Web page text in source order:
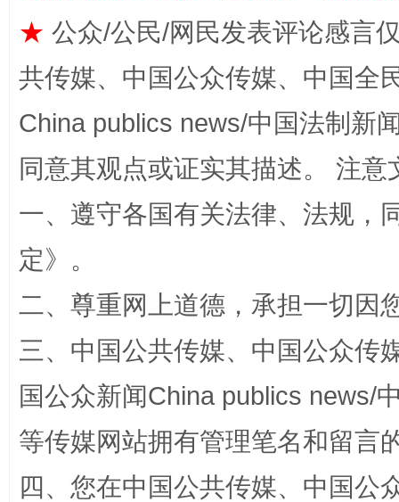
全民健身五年计划来了！等你上场
阿坝州三大球赛在茂县开幕 规模
★ 公众/公民/网民发表评论感言
共传媒、中国公众传媒、中国全
China publics news/中国法制新
同意其观点或证实其描述。 注
一、遵守各国有关法律、法规，
定》。
二、尊重网上道德，承担一切因
三、中国公共传媒、中国公众传
国公众新闻China publics news/
等传媒网站拥有管理笔名和留言
四、您在中国公共传媒、中国公